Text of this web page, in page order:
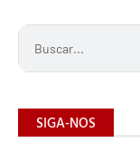
SIGA-NOS